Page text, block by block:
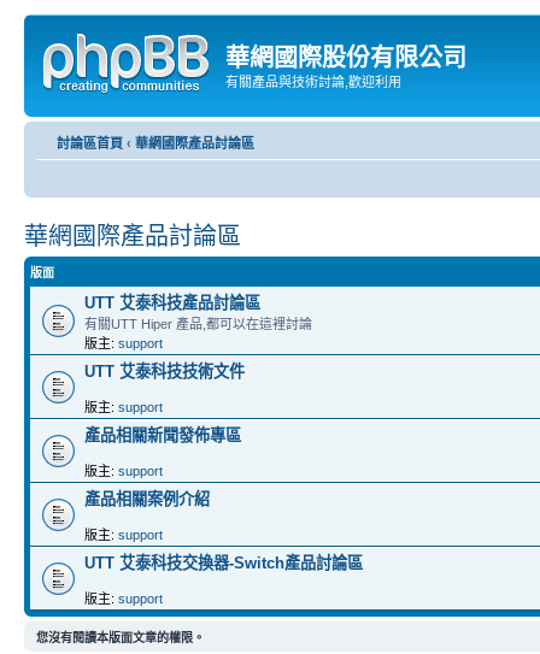
華網國際股份有限公司
有關產品與技術討論,歡迎利用
討論區首頁 ‹ 華網國際產品討論區
華網國際產品討論區
版面
UTT 艾泰科技產品討論區
有關UTT Hiper 產品,都可以在這裡討論
版主: support
UTT 艾泰科技技術文件
版主: support
產品相關新聞發佈專區
版主: support
產品相關案例介紹
版主: support
UTT 艾泰科技交換器-Switch產品討論區
版主: support
您沒有閱讀本版面文章的權限。